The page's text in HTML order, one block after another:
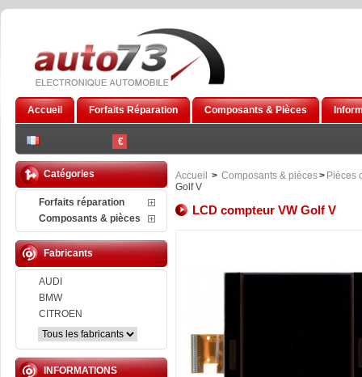
€
Accueil Forfaits Réparation Composants & Pièces
Catégories
Forfaits réparation
Composants & pièces
Fabricants
AUDI
BMW
CITROEN
INFORMATIONS
Accueil > Composants & pièces> Pièces
Golf V
LCD compteur VW Golf V